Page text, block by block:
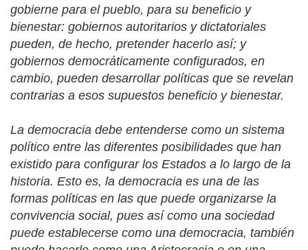
gobierne para el pueblo, para su beneficio y
bienestar: gobiernos autoritarios y dictatoriales
pueden, de hecho, pretender hacerlo así; y
gobiernos democráticamente configurados, en
cambio, pueden desarrollar políticas que se revelan
contrarias a esos supuestos beneficio y bienestar.
La democracia debe entenderse como un sistema
político entre las diferentes posibilidades que han
existido para configurar los Estados a lo largo de la
historia. Esto es, la democracia es una de las
formas políticas en las que puede organizarse la
convivencia social,​ pues así como una sociedad
puede establecerse como una democracia, también